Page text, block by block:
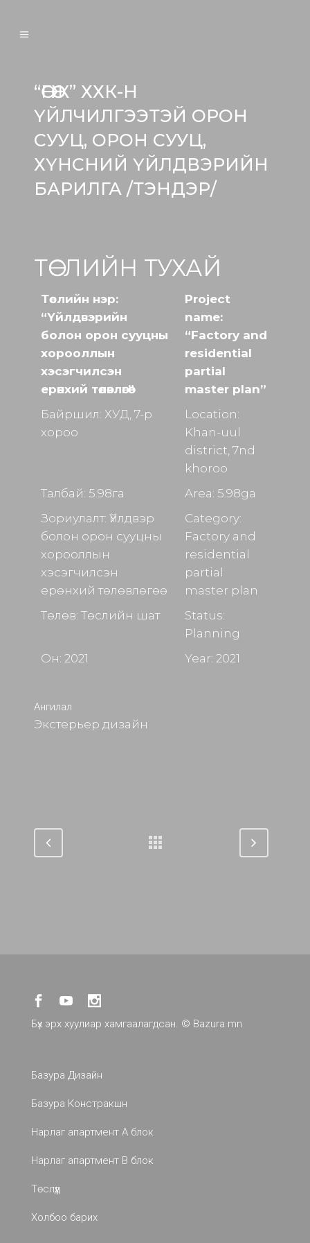
“ӨГӨӨЖ” ХХК-Н
ҮЙЛЧИЛГЭЭТЭЙ ОРОН
СУУЦ, ОРОН СУУЦ,
ХҮНСНИЙ ҮЙЛДВЭРИЙН
БАРИЛГА /ТЭНДЭР/
ТӨСЛИЙН ТУХАЙ
Төслийн нэр:
“Үйлдвэрийн
болон орон сууцны
хорооллын
хэсэгчилсэн
ерөнхий төлөвлөгөө”
Project
name:
“Factory and
residential
partial
master plan”
Байршил: ХУД, 7-р
хороо
Location:
Khan-uul
district, 7nd
khoroo
Талбай: 5.98га
Area: 5.98ga
Зориулалт: Үйлдвэр
болон орон сууцны
хорооллын
хэсэгчилсэн
ерөнхий төлөвлөгөө
Category:
Factory and
residential
partial
master plan
Төлөв: Төслийн шат
Status:
Planning
Он: 2021
Year: 2021
Ангилал
Экстерьер дизайн
Бүх эрх хуулиар хамгаалагдсан. © Bazura.mn
Базура Дизайн
Базура Констракшн
Нарлаг апартмент A блок
Нарлаг апартмент B блок
Төслүүд
Холбоо барих